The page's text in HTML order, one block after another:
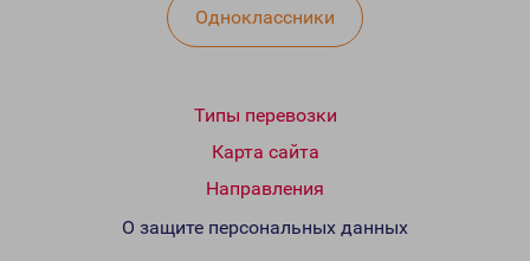
Одноклассники
Типы перевозки
Карта сайта
Направления
О защите персональных данных